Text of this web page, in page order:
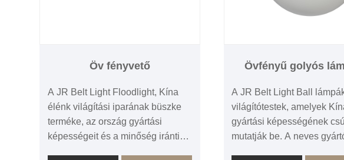
Öv fényvető
A JR Belt Light Floodlight, Kína
élénk világítási iparának büszke
terméke, az ország gyártási
képességeit és a minőség iránti
Övfényű golyós
A JR Belt Light Ball
világítótestek, amelyek
gyártási képességének
mutatják be. A neves